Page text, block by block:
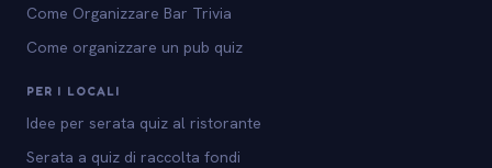
Come Organizzare Bar Trivia
Come organizzare un pub quiz
PER I LOCALI
Idee per serata quiz al ristorante
Serata a quiz di raccolta fondi